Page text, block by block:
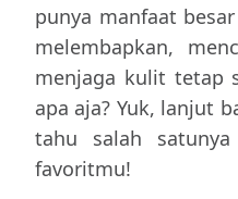
punya manfaat
melembapkan,
menjaga kulit tetap
apa aja? Yuk, lanjut
tahu salah
favoritmu!